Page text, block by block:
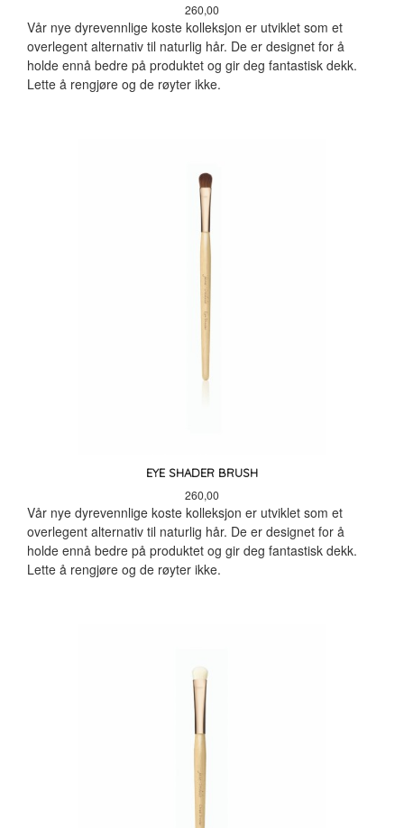
Pris
260,00
Vår nye dyrevennlige koste kolleksjon er utviklet som et
overlegent alternativ til naturlig hår. De er designet for å
holde ennå bedre på produktet og gir deg fantastisk dekk.
Lette å rengjøre og de røyter ikke.
EYE SHADER BRUSH
Pris
260,00
Vår nye dyrevennlige koste kolleksjon er utviklet som et
overlegent alternativ til naturlig hår. De er designet for å
holde ennå bedre på produktet og gir deg fantastisk dekk.
Lette å rengjøre og de røyter ikke.